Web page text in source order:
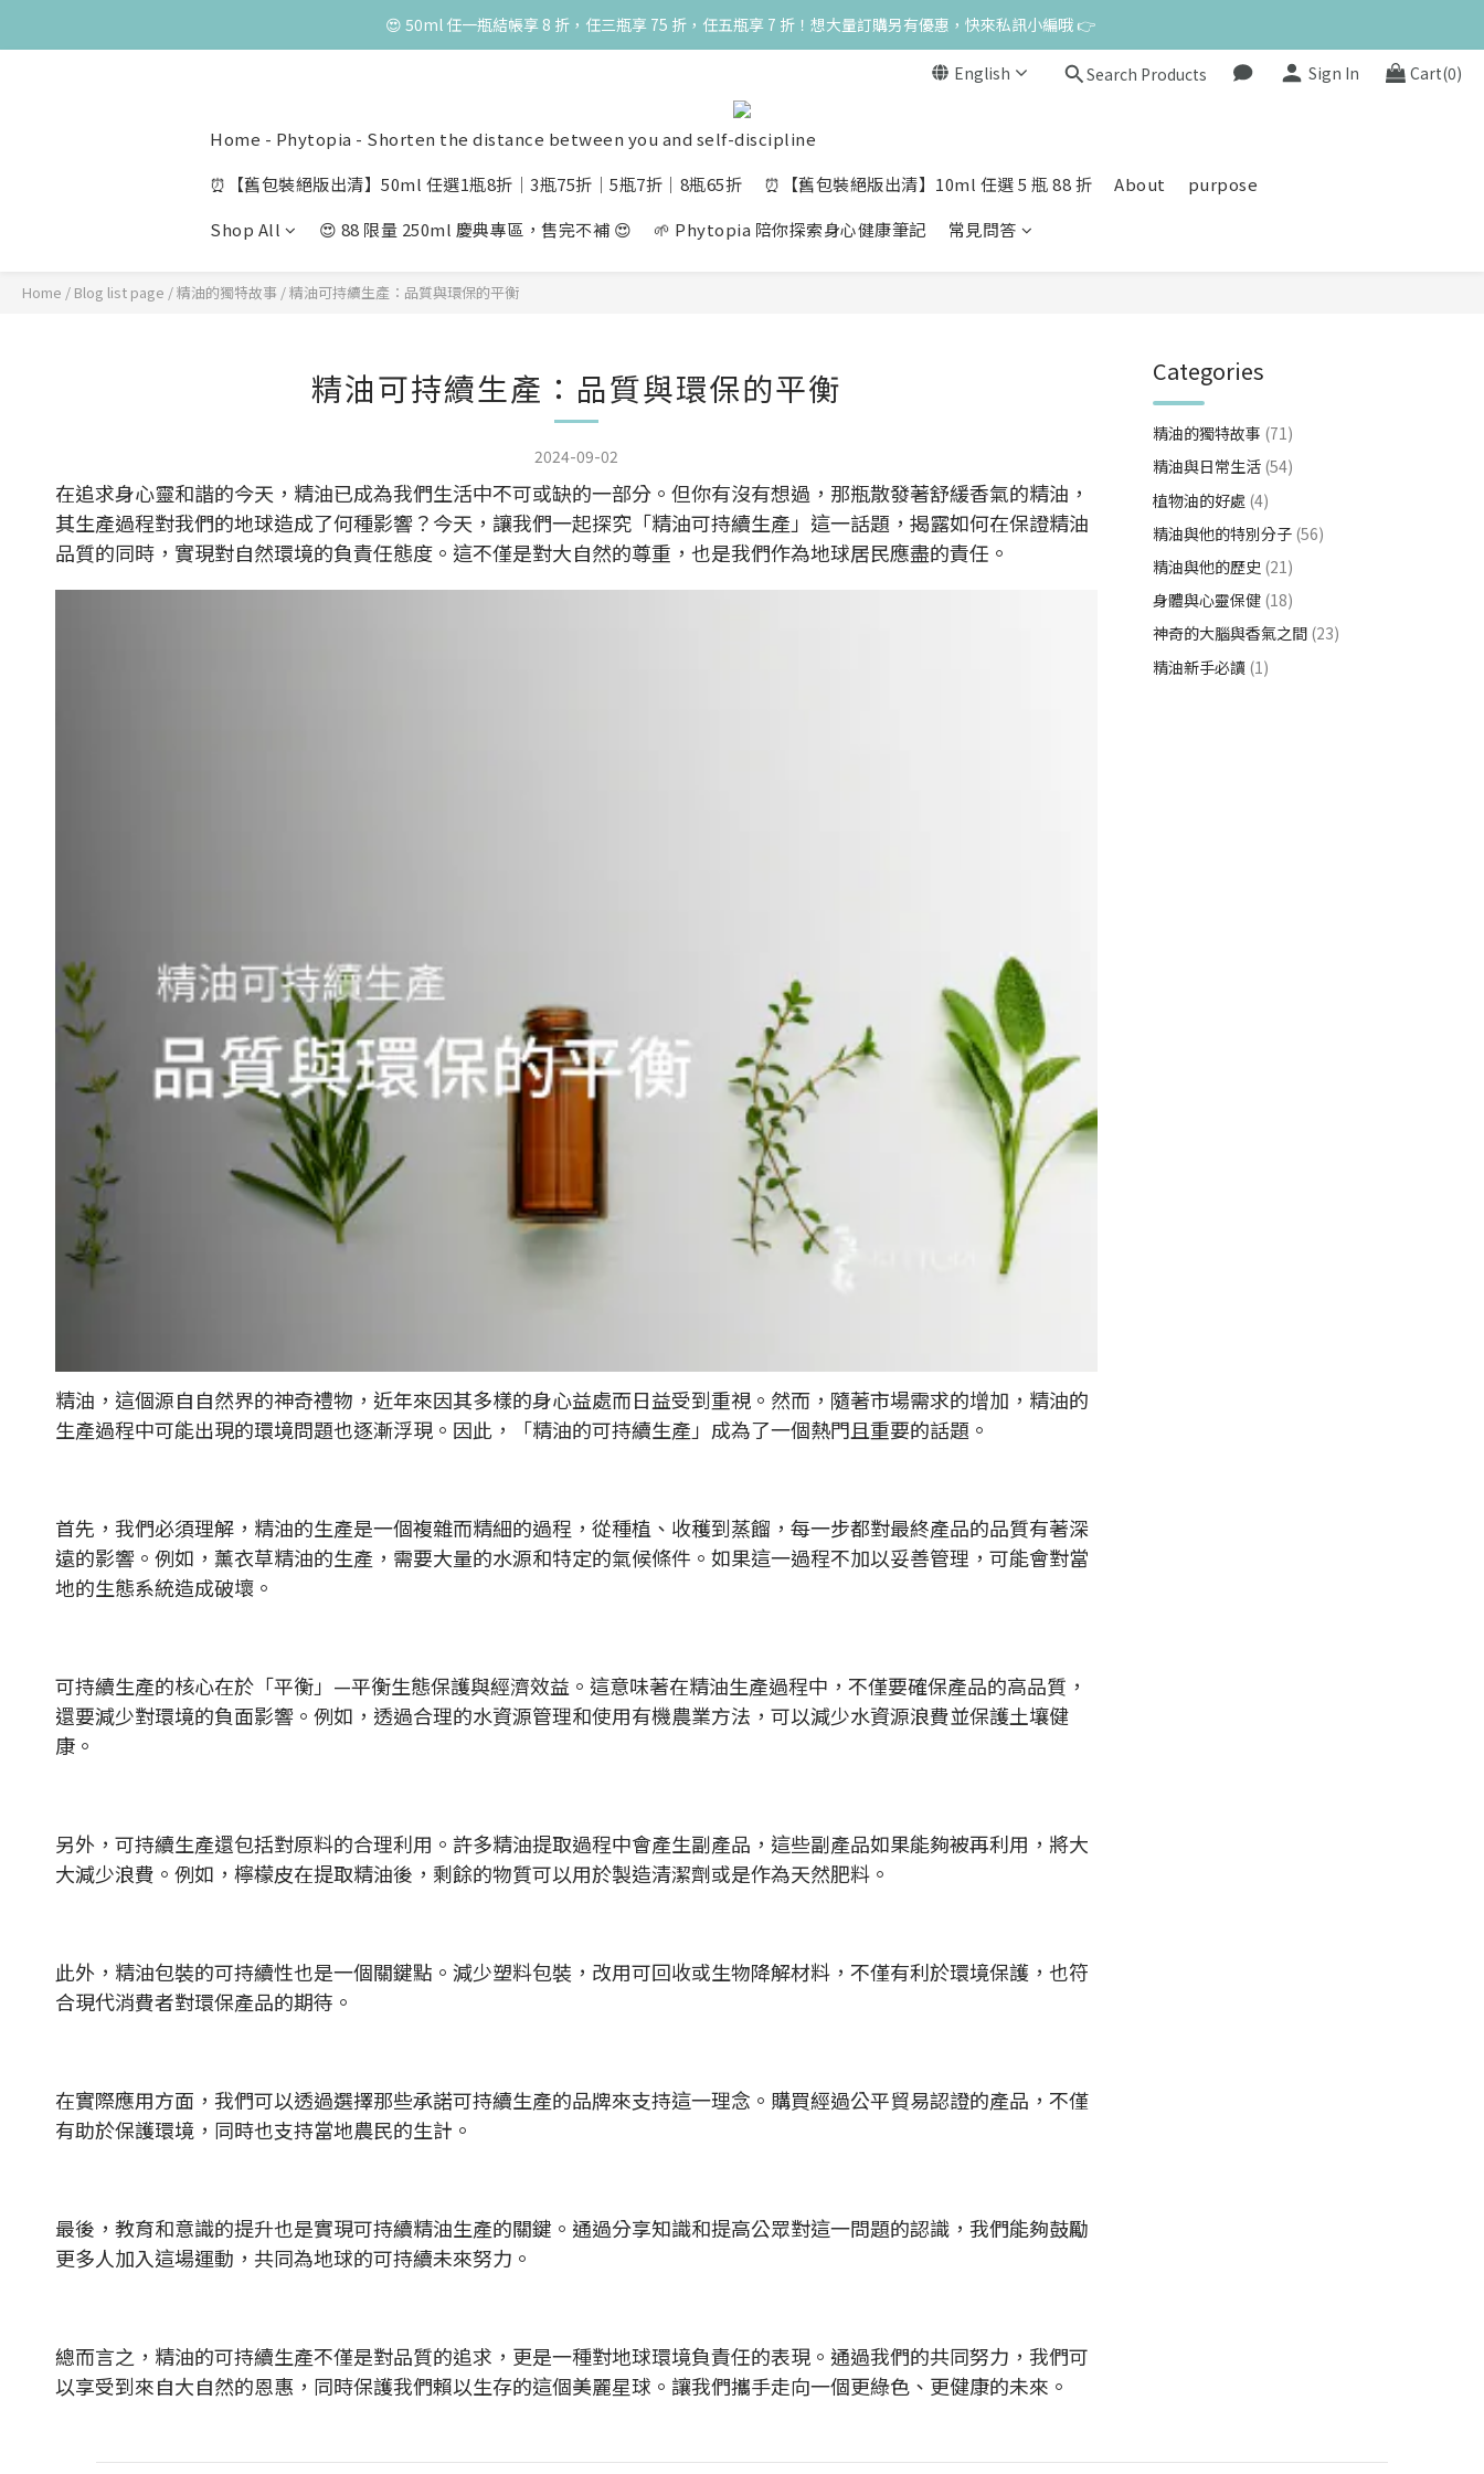
高峰期家長很安心 🧡 滿 3000 元加贈深呼吸10ml一瓶！限量送完為止
😍 50ml 任一瓶結帳享 8 折，任三瓶享 75 折，任五瓶享 7 折！想大量訂購另有優惠，快來私訊小編哦 👉
高峰期家長很安心 🧡 滿 3000 元加贈深呼吸10ml一瓶！限量送完為止English Search Products Sign In Cart(0)
Home - Phytopia - Shorten the distance between you and self-discipline
⏰【舊包裝絕版出清】50ml 任選1瓶8折│3瓶75折│5瓶7折│8瓶65折
⏰【舊包裝絕版出清】10ml 任選 5 瓶 88 折 About
purpose
Shop All
😍 88 限量 250ml 慶典專區，售完不補 😍 🌱 Phytopia 陪你探索身心健康筆記 常見問答
Home / Blog list page /精油的獨特故事 /精油可持續生產：品質與環保的平衡
精油可持續生產：品質與環保的平衡
2024-09-02
在追求身心靈和諧的今天，精油已成為我們生活中不可或缺的一部分。但你有沒有想過，那瓶散發著舒緩香氣的精油，
其生產過程對我們的地球造成了何種影響？今天，讓我們一起探究「精油可持續生產」這一話題，揭露如何在保證精油
品質的同時，實現對自然環境的負責任態度。這不僅是對大自然的尊重，也是我們作為地球居民應盡的責任。
精油，這個源自自然界的神奇禮物，近年來因其多樣的身心益處而日益受到重視。然而，隨著市場需求的增加，精油的
生產過程中可能出現的環境問題也逐漸浮現。因此，「精油的可持續生產」成為了一個熱門且重要的話題。
首先，我們必須理解，精油的生產是一個複雜而精細的過程，從種植、收穫到蒸餾，每一步都對最終產品的品質有著深
遠的影響。例如，薰衣草精油的生產，需要大量的水源和特定的氣候條件。如果這一過程不加以妥善管理，可能會對當
地的生態系統造成破壞。
可持續生產的核心在於「平衡」—平衡生態保護與經濟效益。這意味著在精油生產過程中，不僅要確保產品的高品質，
還要減少對環境的負面影響。例如，透過合理的水資源管理和使用有機農業方法，可以減少水資源浪費並保護土壤健
康。
另外，可持續生產還包括對原料的合理利用。許多精油提取過程中會產生副產品，這些副產品如果能夠被再利用，將大
大減少浪費。例如，檸檬皮在提取精油後，剩餘的物質可以用於製造清潔劑或是作為天然肥料。
此外，精油包裝的可持續性也是一個關鍵點。減少塑料包裝，改用可回收或生物降解材料，不僅有利於環境保護，也符
合現代消費者對環保產品的期待。
在實際應用方面，我們可以透過選擇那些承諾可持續生產的品牌來支持這一理念。購買經過公平貿易認證的產品，不僅
有助於保護環境，同時也支持當地農民的生計。
最後，教育和意識的提升也是實現可持續精油生產的關鍵。通過分享知識和提高公眾對這一問題的認識，我們能夠鼓勵
更多人加入這場運動，共同為地球的可持續未來努力。
總而言之，精油的可持續生產不僅是對品質的追求，更是一種對地球環境負責任的表現。通過我們的共同努力，我們可
以享受到來自大自然的恩惠，同時保護我們賴以生存的這個美麗星球。讓我們攜手走向一個更綠色、更健康的未來。
Categories
精油的獨特故事 (71)
精油與日常生活 (54)
植物油的好處 (4)
精油與他的特別分子 (56)
精油與他的歷史 (21)
身體與心靈保健 (18)
神奇的大腦與香氣之間 (23)
精油新手必讀 (1)